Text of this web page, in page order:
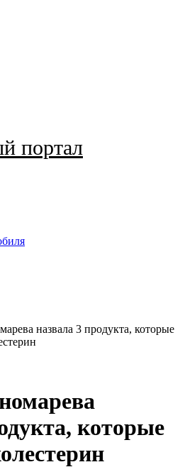
портал
назвала 3 продукта, которые
которые